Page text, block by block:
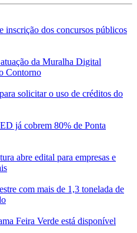
inscrição dos concursos públicos
da Muralha Digital
Contorno
solicitar o uso de créditos do
já cobrem 80% de Ponta
abre edital para empresas e
com mais de 1,3 tonelada de
Feira Verde está disponível